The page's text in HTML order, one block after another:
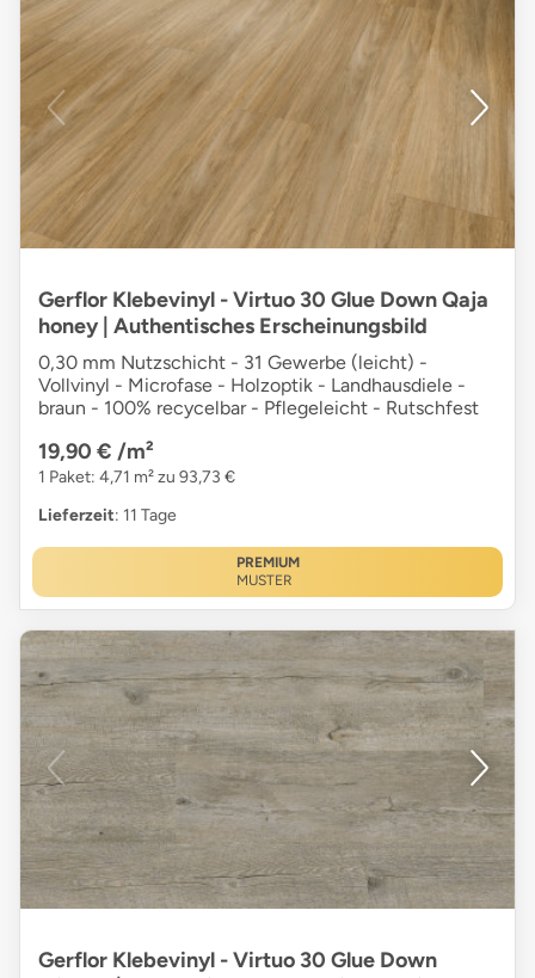
Gerflor Klebevinyl - Virtuo 30 Glue Down Qaja
honey | Authentisches Erscheinungsbild
0,30 mm Nutzschicht - 31 Gewerbe (leicht) -
Vollvinyl - Microfase - Holzoptik - Landhausdiele -
braun - 100% recycelbar - Pflegeleicht - Rutschfest
19,90 € /m²
1 Paket: 4,71 m² zu 93,73 €
Lieferzeit: 11 Tage
PREMIUM
MUSTER
Gerflor Klebevinyl - Virtuo 30 Glue Down